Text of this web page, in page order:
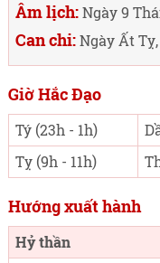
Âm lịch:Ngày 9
Can chi:Ngày Ất
Giờ Hắc Đạo
Tý (23h - 1h)
Tỵ (9h - 11h)
Hướng xuất hành
Hỷ thần